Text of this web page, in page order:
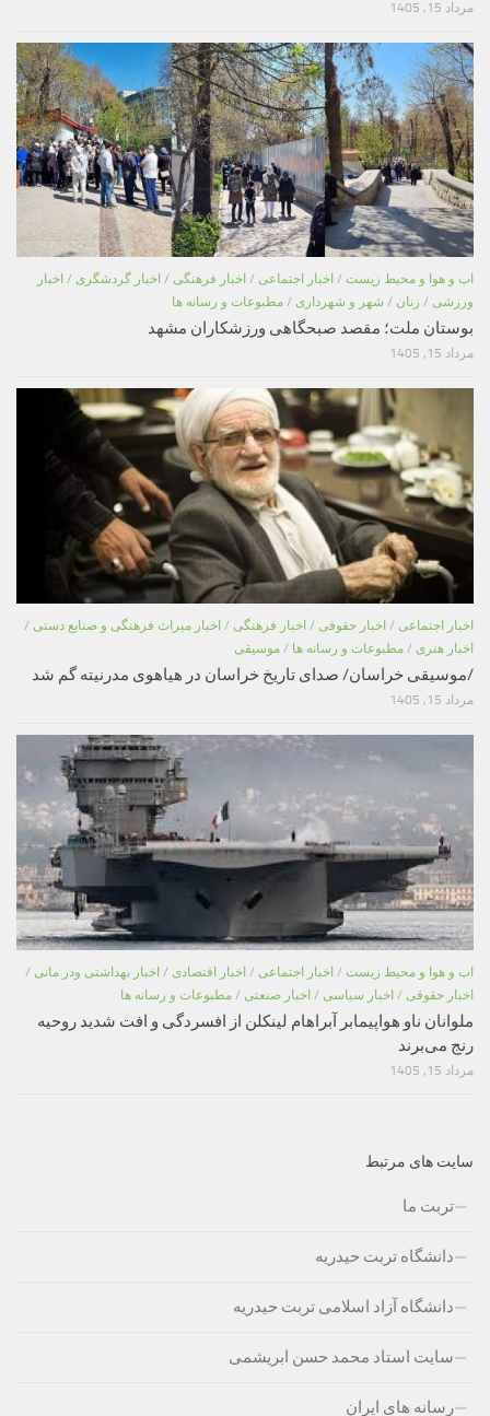
مرداد 15, 1405
اب و هوا و محیط زیست / اخبار اجتماعی / اخبار فرهنگی / اخبار گردشگری / اخبار
ورزشی / زنان / شهر و شهرداری / مطبوعات و رسانه ها
بوستان ملت؛ مقصد صبحگاهی ورزشکاران مشهد
مرداد 15, 1405
اخبار اجتماعی / اخبار حقوقی / اخبار فرهنگی / اخبار میراث فرهنگی و صنایع دستی /
اخبار هنری / مطبوعات و رسانه ها / موسیقی
/موسیقی خراسان/ صدای تاریخ خراسان در هیاهوی مدرنیته گم شد
مرداد 15, 1405
اب و هوا و محیط زیست / اخبار اجتماعی / اخبار اقتصادی / اخبار بهداشتی ودر مانی /
اخبار حقوقی / اخبار سیاسی / اخبار صنعتی / مطبوعات و رسانه ها
ملوانان ناو هواپیمابر آبراهام لینکلن از افسردگی و افت شدید روحیه
رنج می‌برند
مرداد 15, 1405
سایت های مرتبط
تربت ما
دانشگاه تربت حیدریه
دانشگاه آزاد اسلامی تربت حیدریه
سایت استاد محمد حسن ابریشمی
رسانه های ایران